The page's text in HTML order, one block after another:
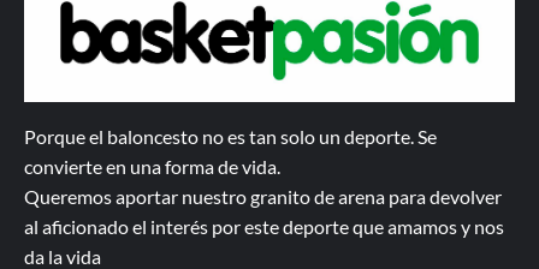
Porque el baloncesto no es tan solo un deporte. Se
convierte en una forma de vida.
Queremos aportar nuestro granito de arena para devolver
al aficionado el interés por este deporte que amamos y nos
da la vida